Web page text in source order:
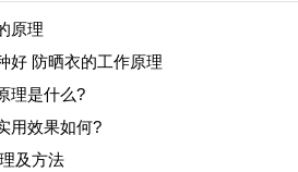
原理
好 防晒衣的工作原理
理是什么?
用效果如何?
及方法